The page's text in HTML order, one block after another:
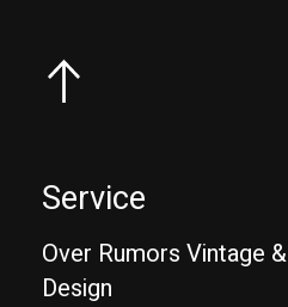
Service
Over Rumors Vintage &
Design